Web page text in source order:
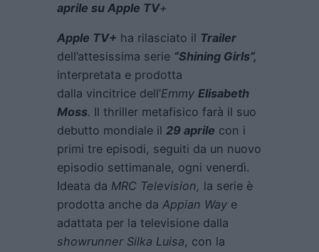
aprile su Apple TV+
Apple TV+ ha rilasciato il Trailer
dell’attesissima serie “Shining Girls”,
interpretata e prodotta
dalla vincitrice dell’Emmy Elisabeth
Moss. Il thriller metafisico farà il suo
debutto mondiale il 29 aprile con i
primi tre episodi, seguiti da un nuovo
episodio settimanale, ogni venerdì.
Ideata da MRC Television, la serie è
prodotta anche da Appian Way e
adattata per la televisione dalla
showrunner Silka Luisa, con la